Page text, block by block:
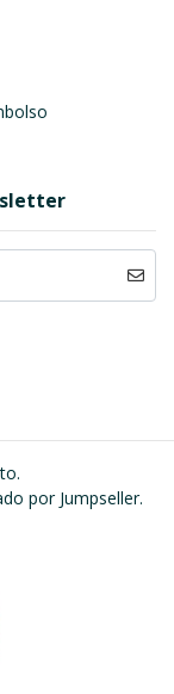
por Jumpseller.